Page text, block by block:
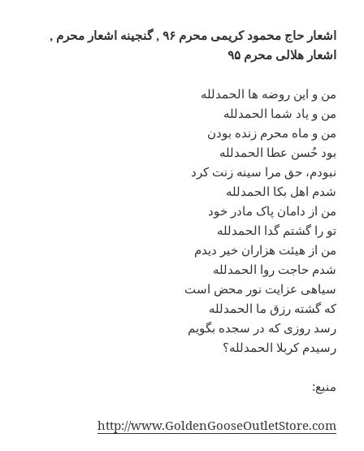
اشعار حاج محمود کریمی محرم ۹۶ , گنجینه اشعار محرم ,
اشعار هلالی محرم ۹۵
من و این روضه ها الحمدلله
من و یاد شما الحمدلله
من و ماه محرم زنده بودن
بود حُسن عطا الحمدلله
نبودم، حق مرا سینه زنت کرد
شدم اهل بکا الحمدلله
من از دامان پاک مادر خود
تو را گشتم گدا الحمدلله
من از هیئت هزاران خیر دیدم
شدم حاجت روا الحمدلله
سیاهی عزایت نور محض است
که گشته رزق ما الحمدلله
رسد روزی که در سجده بگویم
رسیدم کربلا الحمدلله؟
منبع:
http://www.GoldenGooseOutletStore.com